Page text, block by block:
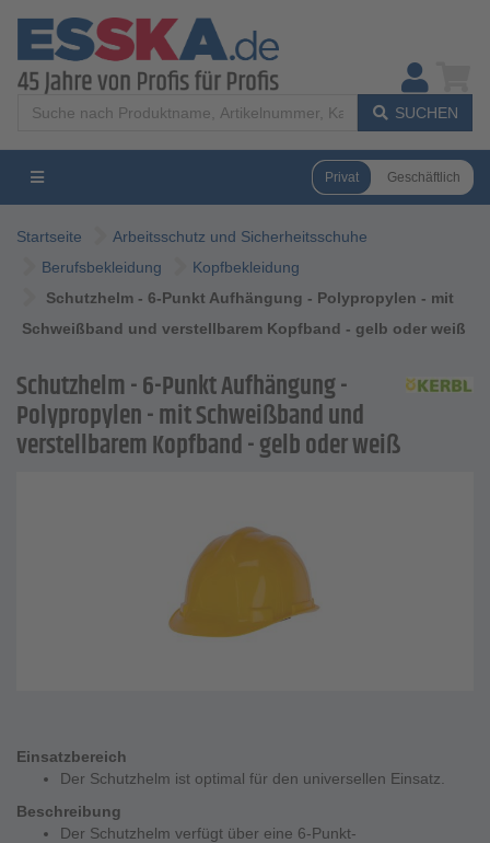
SUCHEN
Privat Geschäftlich
Startseite
Arbeitsschutz und Sicherheitsschuhe
Berufsbekleidung
Kopfbekleidung
Schutzhelm - 6-Punkt Aufhängung - Polypropylen - mit
Schweißband und verstellbarem Kopfband - gelb oder weiß
Schutzhelm - 6-Punkt Aufhängung -
Polypropylen - mit Schweißband und
verstellbarem Kopfband - gelb oder weiß
Einsatzbereich
Der Schutzhelm ist optimal für den universellen Einsatz.
Beschreibung
Der Schutzhelm verfügt über eine 6-Punkt-